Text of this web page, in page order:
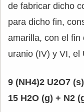
de fabricar dicho
para dicho fin,
amarilla, con el fin
uranio (IV) y VI, el
9 (NH4)2 U2O7
15 H2O (g) + N2